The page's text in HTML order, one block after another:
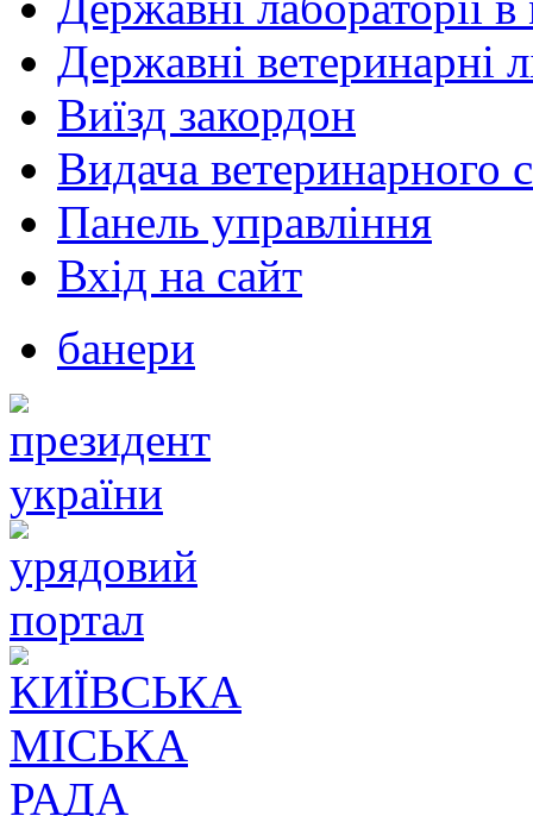
Державні ветеринарні
Виїзд закордон
Видача ветеринарного
Панель управління
Вхід на сайт
банери